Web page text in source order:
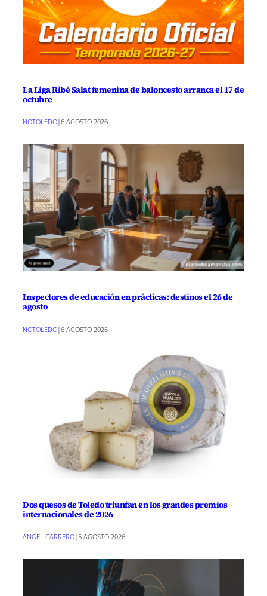
La Liga Ribé Salat femenina de baloncesto arranca el 17 de
octubre
NOTOLEDO|6 AGOSTO 2026
Inspectores de educación en prácticas: destinos el 26 de
agosto
NOTOLEDO|6 AGOSTO 2026
Dos quesos de Toledo triunfan en los grandes premios
internacionales de 2026
ANGEL CARRERO|5 AGOSTO 2026